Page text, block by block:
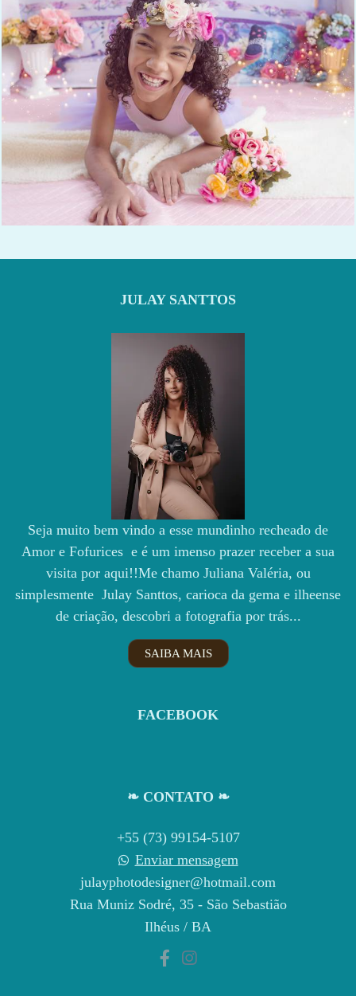
868 0
JULAY SANTTOS
Seja muito bem vindo a esse mundinho recheado de
Amor e Fofurices e é um imenso prazer receber a sua
visita por aqui!!Me chamo Juliana Valéria, ou
simplesmente Julay Santtos, carioca da gema e ilheense
de criação, descobri a fotografia por trás...
SAIBA MAIS
FACEBOOK
❧ CONTATO ❧
+55 (73) 99154-5107
Enviar mensagem
julayphotodesigner@hotmail.com
Rua Muniz Sodré, 35 - São Sebastião
Ilhéus / BA